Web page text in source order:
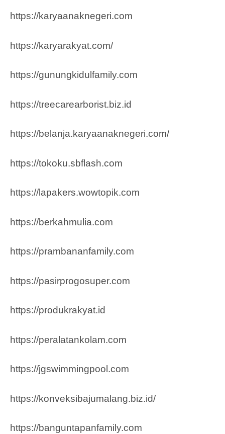
https://karyaanaknegeri.com
https://karyarakyat.com/
https://gunungkidulfamily.com
https://treecarearborist.biz.id
https://belanja.karyaanaknegeri.com/
https://tokoku.sbflash.com
https://lapakers.wowtopik.com
https://berkahmulia.com
https://prambananfamily.com
https://pasirprogosuper.com
https://produkrakyat.id
https://peralatankolam.com
https://jgswimmingpool.com
https://konveksibajumalang.biz.id/
https://banguntapanfamily.com